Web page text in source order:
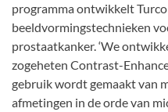
programma ontwikkelt
beeldvormingstechnieken
prostaatkanker. ‘We
zogeheten Contrast-
gebruik wordt gemaakt van
afmetingen in de orde van